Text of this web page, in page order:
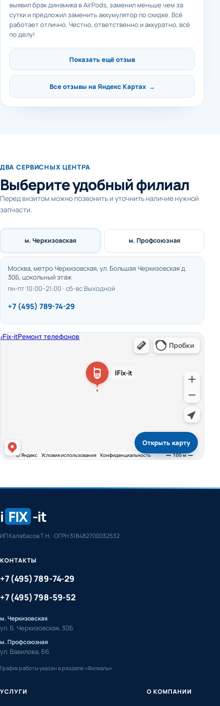
выявил брак динамика в AirPods, заменил меньше чем за
сутки и предложил заменить аккумулятор по скидке. Всё
работает отлично. Честно, ответственно и аккуратно, всё
по делу!
Показать ещё отзыв
Все отзывы на Яндекс Картах →
ДВА СЕРВИСНЫХ ЦЕНТРА
Выберите удобный филиал
Перед визитом можно позвонить и уточнить наличие нужной
запчасти.
м. Черкизовская
Москва, метро Черкизовская, ул. Большая Черкизовская д.
30Б, цокольный этаж
пн-пт 10:00–21:00 · сб-вс Выходной
+7 (495) 789-74-29
м. Профсоюзная
Открыть карту
i FIX -it
ИП Калабасов Т.Н. · ОГРН 318482700032532
УСЛУГИ О КОМПАНИИ
КОНТАКТЫ
+7 (495) 789-74-29
+7 (495) 798-59-52
м. Черкизовская
ул. Б. Черкизовская, 30Б
м. Профсоюзная
ул. Вавилова, 66
График работы указан в разделе «Филиалы»